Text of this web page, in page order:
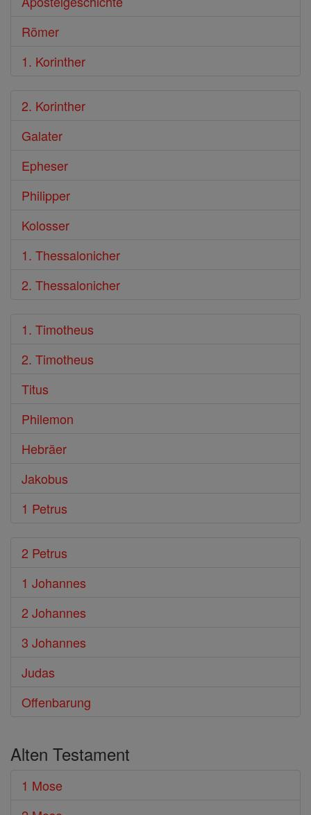
Römer
1. Korinther
2. Korinther
Galater
Epheser
Philipper
Kolosser
1. Thessalonicher
2. Thessalonicher
1. Timotheus
2. Timotheus
Titus
Philemon
Hebräer
Jakobus
1 Petrus
2 Petrus
1 Johannes
2 Johannes
3 Johannes
Judas
Offenbarung
Alten Testament
1 Mose